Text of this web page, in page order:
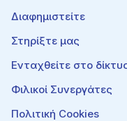
Διαφημιστείτε
Στηρίξτε μας
Ενταχθείτε στο
Φιλικοί Συνεργάτες
Πολιτική Cookies